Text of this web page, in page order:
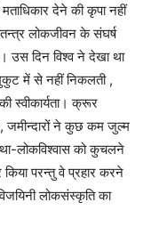
देने की कृपा नहीं
लोकजीवन के संघर्ष
उस दिन विश्व ने देखा था
में से नहीं निकलती ,
स्वीकार्यता। क्रूर
जमीन्दारों ने कुछ कम जुल्म
लोकविश्वास को कुचलने
किया परन्तु वे प्रहार करने
लोकसंस्कृति का